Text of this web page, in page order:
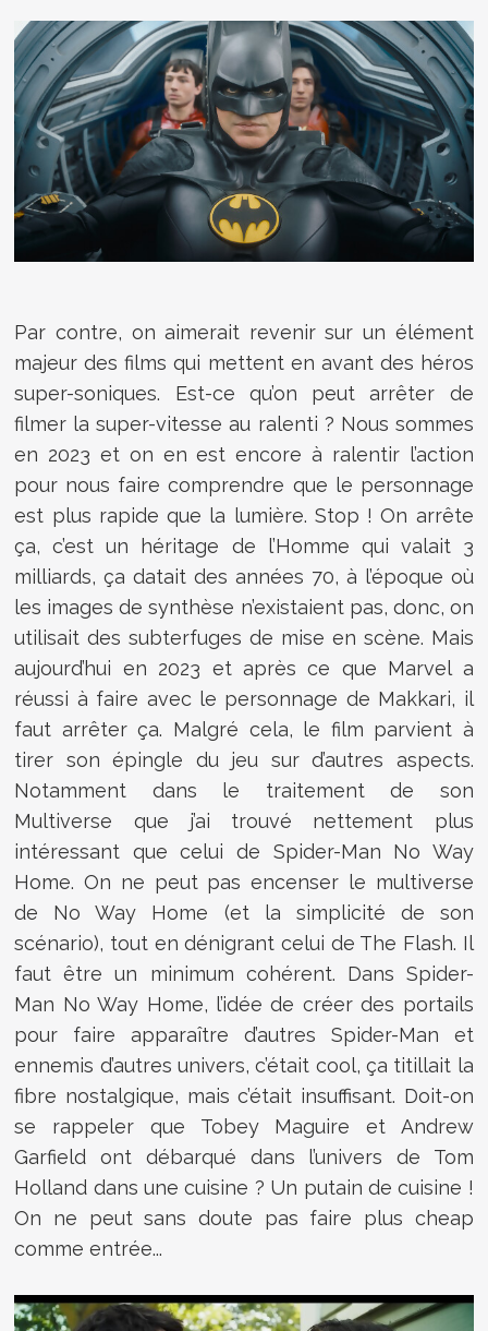
Par contre, on aimerait revenir sur un élément
majeur des films qui mettent en avant des héros
super-soniques. Est-ce qu’on peut arrêter de
filmer la super-vitesse au ralenti ? Nous sommes
en 2023 et on en est encore à ralentir l’action
pour nous faire comprendre que le personnage
est plus rapide que la lumière. Stop ! On arrête
ça, c’est un héritage de l’Homme qui valait 3
milliards, ça datait des années 70, à l’époque où
les images de synthèse n’existaient pas, donc, on
utilisait des subterfuges de mise en scène. Mais
aujourd’hui en 2023 et après ce que Marvel a
réussi à faire avec le personnage de Makkari, il
faut arrêter ça. Malgré cela, le film parvient à
tirer son épingle du jeu sur d’autres aspects.
Notamment dans le traitement de son
Multiverse que j’ai trouvé nettement plus
intéressant que celui de Spider-Man No Way
Home. On ne peut pas encenser le multiverse
de No Way Home (et la simplicité de son
scénario), tout en dénigrant celui de The Flash. Il
faut être un minimum cohérent. Dans Spider-
Man No Way Home, l’idée de créer des portails
pour faire apparaître d’autres Spider-Man et
ennemis d’autres univers, c’était cool, ça titillait la
fibre nostalgique, mais c’était insuffisant. Doit-on
se rappeler que Tobey Maguire et Andrew
Garfield ont débarqué dans l’univers de Tom
Holland dans une cuisine ? Un putain de cuisine !
On ne peut sans doute pas faire plus cheap
comme entrée...